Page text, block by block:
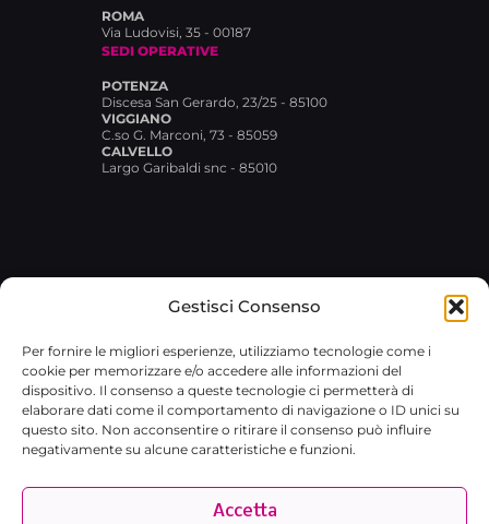
Gestisci Consenso
Per fornire le migliori esperienze, utilizziamo tecnologie come i
cookie per memorizzare e/o accedere alle informazioni del
dispositivo. Il consenso a queste tecnologie ci permetterà di
elaborare dati come il comportamento di navigazione o ID unici su
questo sito. Non acconsentire o ritirare il consenso può influire
negativamente su alcune caratteristiche e funzioni.
Accetta
ROMA
Via Ludovisi, 35 - 00187
SEDI OPERATIVE
POTENZA
Discesa San Gerardo, 23/25 - 85100
VIGGIANO
C.so G. Marconi, 73 - 85059
CALVELLO
Largo Garibaldi snc - 85010
02029480767 · REA RM-1751733 ·
broxlab@pec.it·Privacy Policy